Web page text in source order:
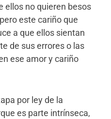
ellos no quieren besos
este cariño que
a que ellos sientan
de sus errores o las
ese amor y cariño
por ley de la
es parte intrínseca,